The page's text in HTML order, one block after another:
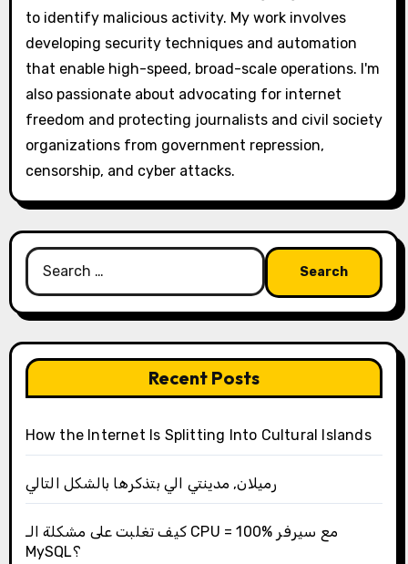
to identify malicious activity. My work involves
developing security techniques and automation
that enable high-speed, broad-scale operations. I'm
also passionate about advocating for internet
freedom and protecting journalists and civil society
organizations from government repression,
censorship, and cyber attacks.
Search
for:
Recent Posts
How the Internet Is Splitting Into Cultural Islands
رميلان, مدينتي الي بتذكرها بالشكل التالي
كيف تغلبت على مشكلة الـ CPU = 100% مع سيرفر
MySQL؟